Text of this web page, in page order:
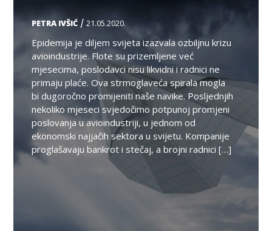
PETRA IVŠIĆ /21.05.2020.
Epidemija je diljem svijeta izazvala ozbiljnu krizu
avioindustrije. Flote su prizemljene već
mjesecima, poslodavci nisu likvidni i radnici ne
primaju plaće. Ova strmoglaveća spirala mogla
bi dugoročno promijeniti naše navike. Posljednjih
nekoliko mjeseci svjedočimo potpunoj promjeni
poslovanja u avioindustriji, u jednom od
ekonomski najjačih sektora u svijetu. Kompanije
proglašavaju bankrot i stečaj, a brojni radnici […]